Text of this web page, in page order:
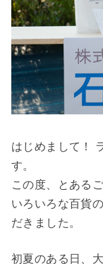
はじめまして！
す。
この度、とある
いろいろな百貨
だきました。
初夏のある日、